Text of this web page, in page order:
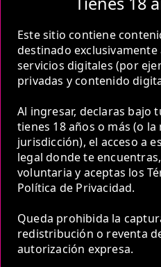
Este sitio contiene
destinado
servicios digitales (por
privadas y contenido
Al ingresar, declaras bajo
tienes 18 años o más (o
jurisdicción), el acceso a
legal donde te
voluntaria y aceptas los
Política de Privacidad.
Queda prohibida la
redistribución o reventa
autorización expresa.
REBECA TABORDA
nuestras
imágenes
porque están
sesión ...
MÁS
SOFIA BUSTAMANTE
Soy una
Medellin , una